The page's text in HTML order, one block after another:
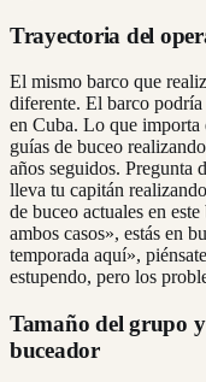
Trayectoria del
El mismo barco que
diferente. El barco
en Cuba. Lo que importa
guías de buceo realizando
años seguidos. Pregunta
lleva tu capitán
de buceo actuales en
ambos casos», estás en
temporada aquí»,
estupendo, pero los
Tamaño del grupo
buceador